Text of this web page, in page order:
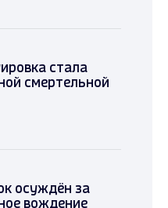
стала
смертельной
осуждён за
вождение